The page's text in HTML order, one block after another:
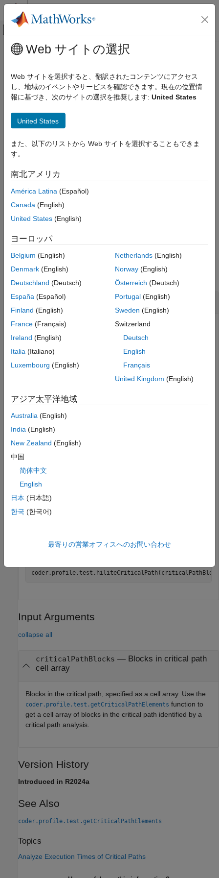
コンテンツへスキップ
オフキャンバス ナビゲーション メ
ドキュメンテーションのホーム
Embedded Coder
Verification, Testing, and Certification
ON THIS PAGE
Syntax
Examples
Input Arguments
Version History
See Also
メインコンテンツ
coder.profile.test.hiliteCriticalPath
Highlight critical path in model canvas
Since R2024a
Syntax
coder.profile.test.hiliteCriticalPath =
(criticalPathBlocks)
Description
(
criticalPathBlocks )highlights the critical path identified by
coder.profile.test.analyzePath
also use Code Profile Analyzer app to highlight the path.
example
Examples
Highlight Critical Path in Model Canvas
Usecoder.profile.test.hiliteCriticalPath
the identified critical path in the model canvas
Open theCriticalPathIdentifymodel.
model = "CriticalPathIdentify"
Identify the critical path by using the
results inmyResults
myResults =
Get a list of the blocks in the identified path.
Highlight the identified path in the model canvas.
Input Arguments
collapse all
criticalPathBlocks — Blocks in critical path
cell array
Blocks in the critical path, specified as a cell array. Use the
coder.profile.test.getCriticalPathElements function to
get a cell array of blocks in the critical path identified by a
critical path analysis.
Version History
Introduced in R2024a
See Also
coder.profile.test.getCriticalPathElements
Topics
Analyze Execution Times of Critical Paths
Web サイトの選択
Web サイトを選択すると、翻訳されたコンテンツにアクセス
し、地域のイベントやサービスを確認できます。現在の位置情
報に基づき、次のサイトの選択を推奨します: United States
United States
また、以下のリストから Web サイトを選択することもできま
す。
南北アメリカ
América Latina (Español)
Canada (English)
United States (English)
ヨーロッパ
Belgium (English)
Denmark (English)
Deutschland (Deutsch)
España (Español)
Finland (English)
France (Français)
Ireland (English)
Italia (Italiano)
Luxembourg (English)
Netherlands(English)
Norway(English)
Österreich (Deutsch)
Portugal(English)
Sweden (English)
Switzerland
Deutsch
English
Français
United Kingdom (English)
アジア太平洋地域
Australia (English)
India (English)
New Zealand (English)
中国
简体中文
English
日本 (日本語)
한국 (한국어)
最寄りの営業オフィスへのお問い合わせ